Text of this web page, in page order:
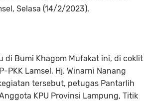
Selasa (14/2/2023).
di Bumi Khagom Mufakat ini, di coklit
PKK Lamsel, Hj. Winarni Nanang
tersebut, petugas Pantarlih
KPU Provinsi Lampung, Titik